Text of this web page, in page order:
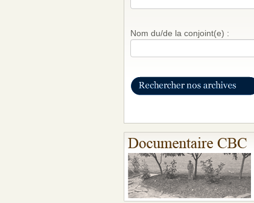
Nom du/de la conjoint(e) :